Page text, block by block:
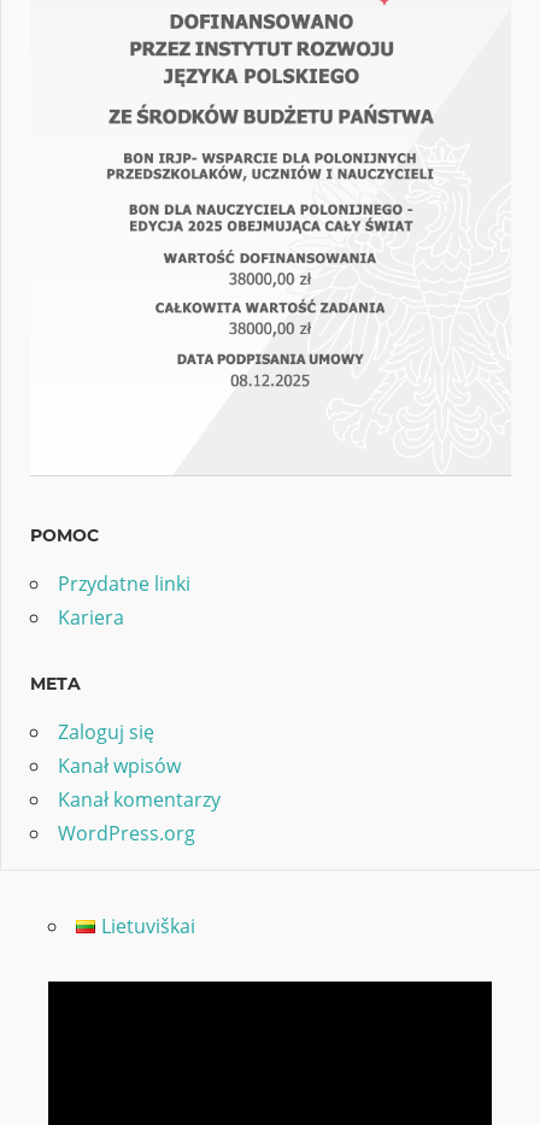
POMOC
Przydatne linki
Kariera
META
Zaloguj się
Kanał wpisów
Kanał komentarzy
WordPress.org
Lietuviškai